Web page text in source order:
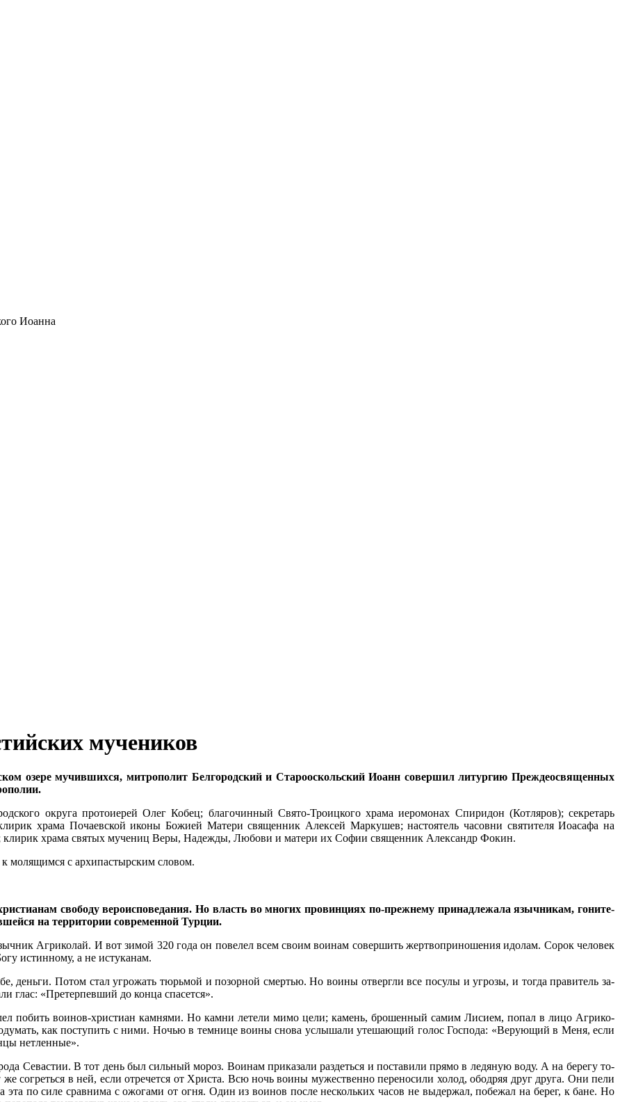
Иоанна
мучеников
озере мучившихся, митрополит Белгородский и Старооскольский Иоанн совершил литургию Преждеосвященных
округа протоиерей Олег Кобец; благочинный Свято-Троицкого храма иеромонах Спиридон (Котляров); секретарь
храма Почаевской иконы Божией Матери священник Алексей Маркушев; настоятель часовни святителя Иоасафа на
клирик храма святых мучениц Веры, Надежды, Любови и матери их Софии священник Александр Фокин.
молящимся с архипастырским словом.
сво­бо­ду ве­ро­ис­по­ве­да­ния. Но власть во мно­гих про­вин­ци­ях по-преж­не­му при­над­ле­жа­ла языч­ни­кам, го­ни­те­
на тер­ри­то­рии совре­мен­ной Тур­ции.
Аг­ри­ко­лай. И вот зи­мой 320 го­да он по­ве­лел всем сво­им во­и­нам со­вер­шить жерт­во­при­но­ше­ния идо­лам. Со­рок че­ло­век
ис­тин­но­му, а не ис­ту­ка­нам.
день­ги. По­том стал угро­жать тюрь­мой и по­зор­ной смер­тью. Но во­и­ны от­верг­ли все по­су­лы и угро­зы, и то­гда пра­ви­тель за­
глас: «Пре­тер­пев­ший до кон­ца спа­сет­ся».
по­бить во­и­нов-хри­сти­ан кам­ня­ми. Но кам­ни ле­те­ли ми­мо це­ли; ка­мень, бро­шен­ный са­мим Ли­си­ем, по­пал в ли­цо Аг­ри­ко­
как по­сту­пить с ни­ми. Но­чью в тем­ни­це во­и­ны сно­ва услы­ша­ли уте­ша­ю­щий го­лос Гос­по­да: «Ве­ру­ю­щий в Ме­ня, ес­ли
нетлен­ные».
Се­ва­стии. В тот день был силь­ный мо­роз. Во­и­нам при­ка­за­ли раз­деть­ся и по­ста­ви­ли пря­мо в ле­дя­ную во­ду. А на бе­ре­гу то­
со­греть­ся в ней, ес­ли от­ре­чет­ся от Хри­ста. Всю ночь во­и­ны му­же­ствен­но пе­ре­но­си­ли хо­лод, обод­ряя друг дру­га. Они пе­ли
по си­ле срав­ни­ма с ожо­га­ми от ог­ня. Один из во­и­нов по­сле несколь­ких ча­сов не вы­дер­жал, по­бе­жал на бе­рег, к бане. Но